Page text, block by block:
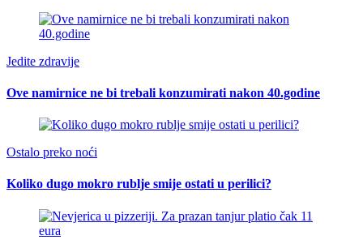
Jedite zdravije
Ove namirnice ne bi trebali konzumirati nakon 40.godine
Ostalo preko noći
Koliko dugo mokro rublje smije ostati u perilici?